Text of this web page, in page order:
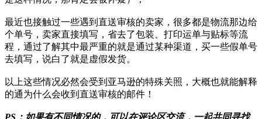
最近也接触过一些遇到直送审核的卖家，很多都是物流那边给
个单号，卖家直接填写，省去了包装、打印运单与贴标等流
程，通过了解其中最严重的就是通过某种渠道，买一些假单号
去填写，说白了就是虚假发货。
以上这些情况必然会受到亚马逊的特殊关照，大概也就能解释
的通为什么会收到直送审核的邮件！
PS：如果有不同情况的，可以在评论区交流，一起共同寻找